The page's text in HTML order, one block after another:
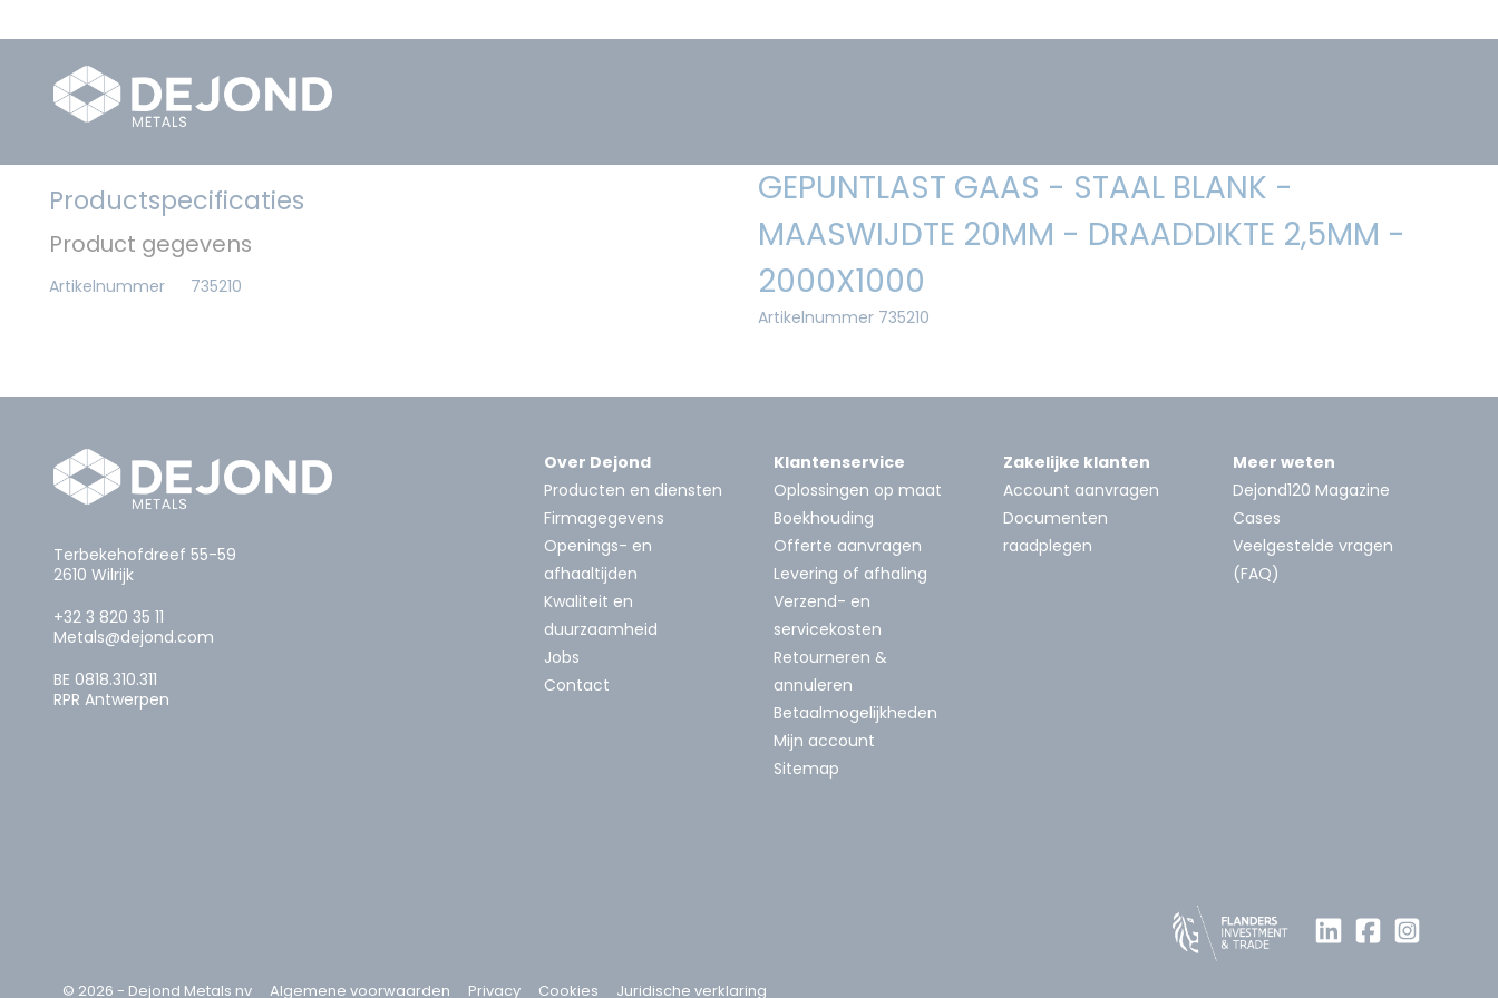
Productspecificaties
Product gegevens
Artikelnummer 735210
GEPUNTLAST GAAS - STAAL BLANK -
MAASWIJDTE 20MM - DRAADDIKTE 2,5MM -
2000X1000
Artikelnummer 735210
Terbekehofdreef 55-59
2610 Wilrijk
+32 3 820 35 11
Metals@dejond.com
BE 0818.310.311
RPR Antwerpen
Over Dejond
Producten en diensten
Firmagegevens
Openings- en
afhaaltijden
Kwaliteit en
duurzaamheid
Jobs
Contact
Klantenservice
Oplossingen op maat
Boekhouding
Offerte aanvragen
Levering of afhaling
Verzend- en
servicekosten
Retourneren &
annuleren
Betaalmogelijkheden
Mijn account
Sitemap
Zakelijke klanten
Account aanvragen
Documenten
raadplegen
Meer weten
Dejond120 Magazine
Cases
Veelgestelde vragen
(FAQ)
© 2026 - Dejond Metals nv Algemene voorwaarden Privacy Cookies Juridische verklaring